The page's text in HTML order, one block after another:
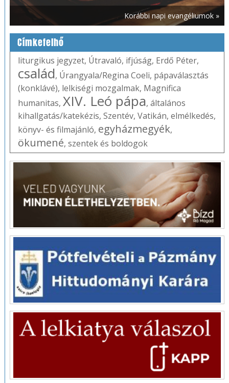
Korábbi napi evangéliumok »
Címkefelhő
liturgikus jegyzet, Útravaló, ifjúság, Erdő Péter,
család, Úrangyala/Regina Coeli, pápaválasztás
(konklávé), lelkiségi mozgalmak, Magnifica
humanitas, XIV. Leó pápa, általános
kihallgatás/katekézis, Szentév, Vatikán, elmélkedés,
könyv- és filmajánló, egyházmegyék,
ökumené, szentek és boldogok